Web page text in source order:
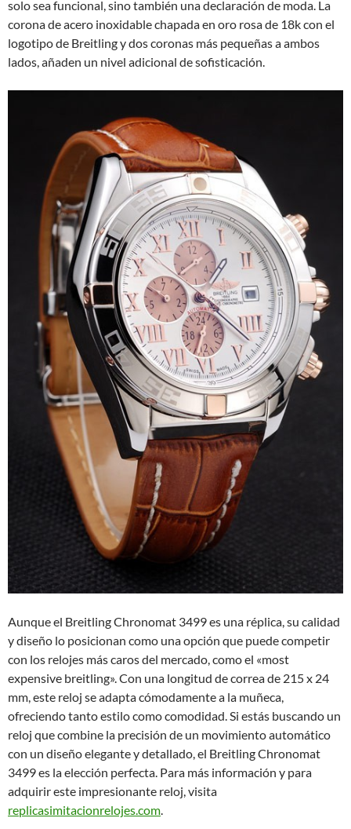
solo sea funcional, sino también una declaración de moda. La
corona de acero inoxidable chapada en oro rosa de 18k con el
logotipo de Breitling y dos coronas más pequeñas a ambos
lados, añaden un nivel adicional de sofisticación.
Aunque el Breitling Chronomat 3499 es una réplica, su calidad
y diseño lo posicionan como una opción que puede competir
con los relojes más caros del mercado, como el «most
expensive breitling». Con una longitud de correa de 215 x 24
mm, este reloj se adapta cómodamente a la muñeca,
ofreciendo tanto estilo como comodidad. Si estás buscando un
reloj que combine la precisión de un movimiento automático
con un diseño elegante y detallado, el Breitling Chronomat
3499 es la elección perfecta. Para más información y para
adquirir este impresionante reloj, visita
replicasimitacionrelojes.com.